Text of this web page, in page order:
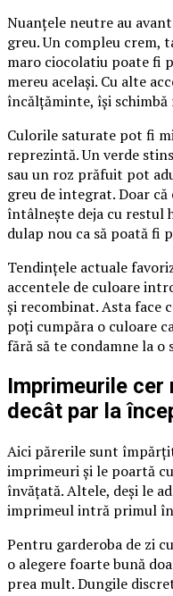
Nuanțele neutre au
greu. Un compleu crem,
maro ciocolatiu poate fi
mereu același. Cu alte
încălțăminte, își schimbă
Culorile saturate pot fi
reprezintă. Un verde
sau un roz prăfuit pot
greu de integrat. Doar că
întâlnește deja cu restul
dulap nou ca să poată fi
Tendințele actuale
accentele de culoare
și recombinat. Asta face
poți cumpăra o culoare
fără să te condamne la
Imprimeurile cer
decât par la
Aici părerile sunt
imprimeuri și le poartă
învățată. Altele, deși le
imprimeul intră primul
Pentru garderoba de zi
o alegere foarte bună
prea mult. Dungile